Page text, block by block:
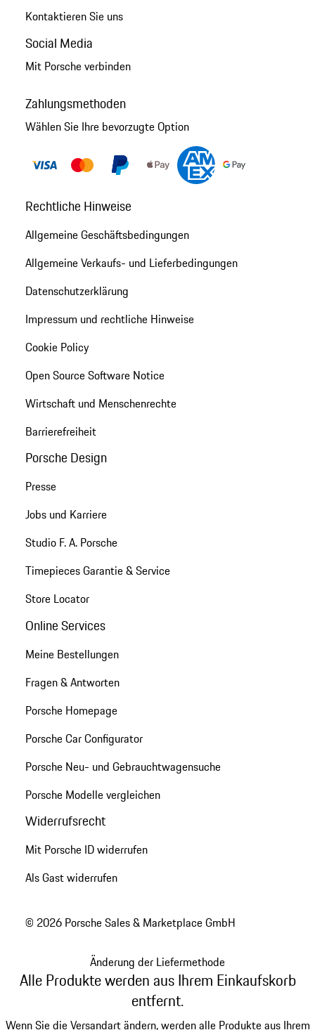
Kontaktieren Sie uns
Social Media
Mit Porsche verbinden
Zahlungsmethoden
Wählen Sie Ihre bevorzugte Option
Rechtliche Hinweise
Allgemeine Geschäftsbedingungen
Allgemeine Verkaufs- und Lieferbedingungen
Datenschutzerklärung
Impressum und rechtliche Hinweise
Cookie Policy
Open Source Software Notice
Wirtschaft und Menschenrechte
Barrierefreiheit
Porsche Design
Presse
Jobs und Karriere
Studio F. A. Porsche
Timepieces Garantie & Service
Store Locator
Online Services
Meine Bestellungen
Fragen & Antworten
Porsche Homepage
Porsche Car Configurator
Porsche Neu- und Gebrauchtwagensuche
Porsche Modelle vergleichen
Widerrufsrecht
Mit Porsche ID widerrufen
Als Gast widerrufen
© 2026 Porsche Sales & Marketplace GmbH
Änderung der Liefermethode
Alle Produkte werden aus Ihrem Einkaufskorb
entfernt.
Wenn Sie die Versandart ändern, werden alle Produkte aus Ihrem